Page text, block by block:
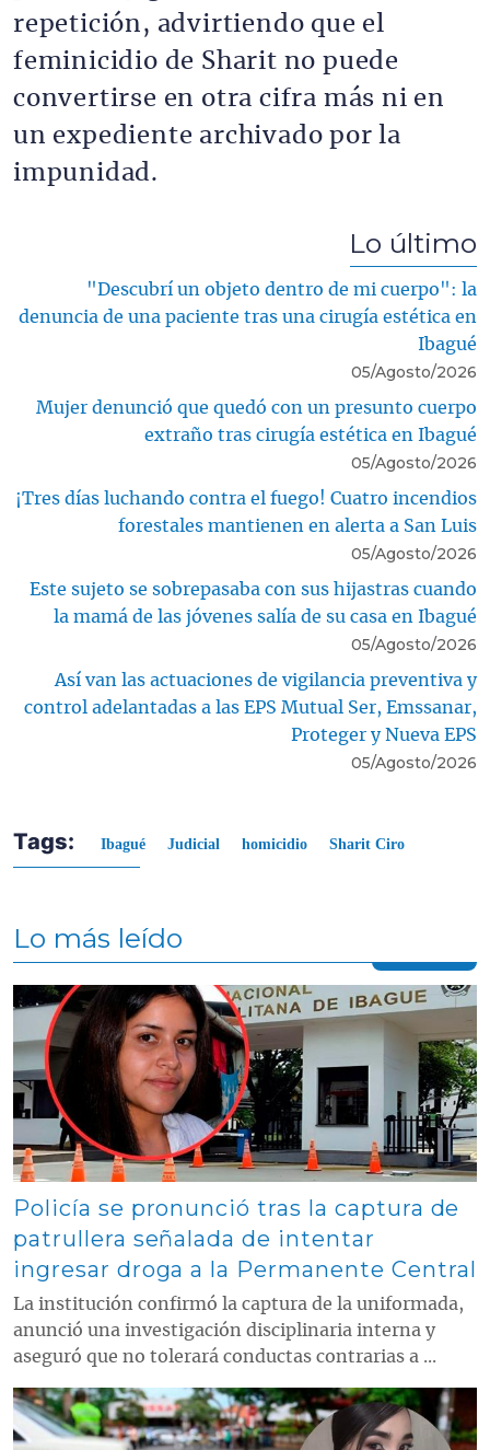
repetición, advirtiendo que el
feminicidio de Sharit no puede
convertirse en otra cifra más ni en
un expediente archivado por la
impunidad.
Lo último
"Descubrí un objeto dentro de mi cuerpo": la
denuncia de una paciente tras una cirugía estética en
Ibagué
05/Agosto/2026
Mujer denunció que quedó con un presunto cuerpo
extraño tras cirugía estética en Ibagué
05/Agosto/2026
¡Tres días luchando contra el fuego! Cuatro incendios
forestales mantienen en alerta a San Luis
05/Agosto/2026
Este sujeto se sobrepasaba con sus hijastras cuando
la mamá de las jóvenes salía de su casa en Ibagué
05/Agosto/2026
Así van las actuaciones de vigilancia preventiva y
control adelantadas a las EPS Mutual Ser, Emssanar,
Proteger y Nueva EPS
05/Agosto/2026
Tags: Ibagué Judicial homicidio Sharit Ciro
Lo más leído
Contenido multimedia principal
Policía se pronunció tras la captura de
patrullera señalada de intentar
ingresar droga a la Permanente Central
La institución confirmó la captura de la uniformada,
anunció una investigación disciplinaria interna y
aseguró que no tolerará conductas contrarias a ...
Contenido multimedia principal